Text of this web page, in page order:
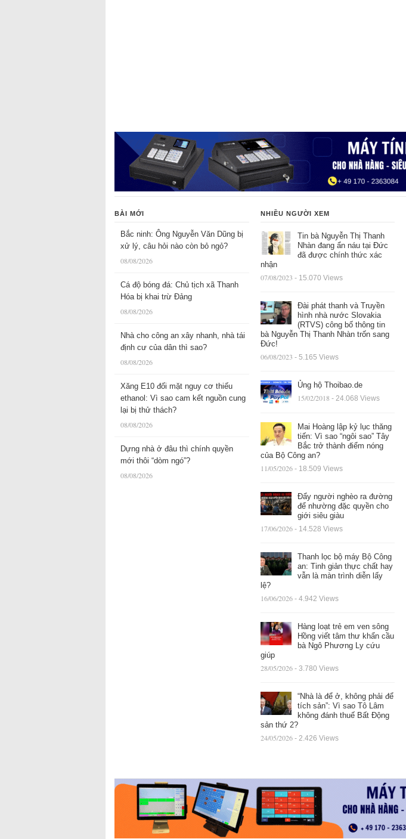
BÀI MỚI
Bắc ninh: Ông Nguyễn Văn Dũng bị
xử lý, câu hỏi nào còn bỏ ngỏ?
08/08/2026
Cá độ bóng đá: Chủ tịch xã Thanh
Hóa bị khai trừ Đảng
08/08/2026
Nhà cho công an xây nhanh, nhà tái
định cư của dân thì sao?
08/08/2026
Xăng E10 đối mặt nguy cơ thiếu
ethanol: Vì sao cam kết nguồn cung
lại bị thử thách?
08/08/2026
Dựng nhà ở đâu thì chính quyền
mới thôi “dòm ngó”?
08/08/2026
NHIỀU NGƯỜI XEM
Tin bà Nguyễn Thị Thanh
Nhàn đang ẩn náu tại Đức
đã được chính thức xác
nhận
07/08/2023 - 15.070 Views
Đài phát thanh và Truyền
hình nhà nước Slovakia
(RTVS) công bố thông tin
bà Nguyễn Thị Thanh Nhàn trốn sang
Đức!
06/08/2023 - 5.165 Views
Ủng hộ Thoibao.de
15/02/2018 - 24.068 Views
Mai Hoàng lập kỷ lục thăng
tiến: Vì sao “ngôi sao” Tây
Bắc trở thành điểm nóng
của Bộ Công an?
11/05/2026 - 18.509 Views
Đẩy người nghèo ra đường
để nhường đặc quyền cho
giới siêu giàu
17/06/2026 - 14.528 Views
Thanh lọc bộ máy Bộ Công
an: Tinh giản thực chất hay
vẫn là màn trình diễn lấy
lệ?
16/06/2026 - 4.942 Views
Hàng loạt trẻ em ven sông
Hồng viết tâm thư khẩn cầu
bà Ngô Phương Ly cứu
giúp
28/05/2026 - 3.780 Views
“Nhà là để ở, không phải để
tích sản”: Vì sao Tô Lâm
không đánh thuế Bất Động
sản thứ 2?
24/05/2026 - 2.426 Views